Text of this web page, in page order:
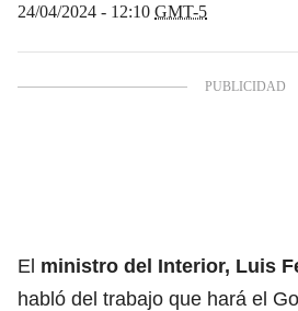
24/04/2024 - 12:10 GMT-5
El ministro del Interior, Luis
habló del trabajo que hará el